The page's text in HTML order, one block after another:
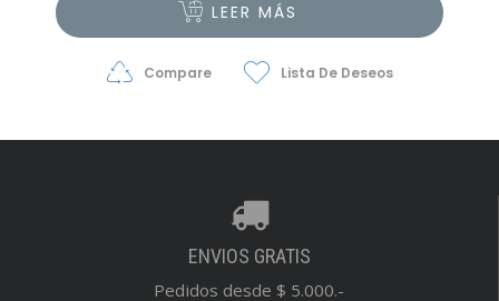
LEER MÁS
Compare Lista De Deseos
ENVIOS GRATIS
Pedidos desde $ 5.000.-